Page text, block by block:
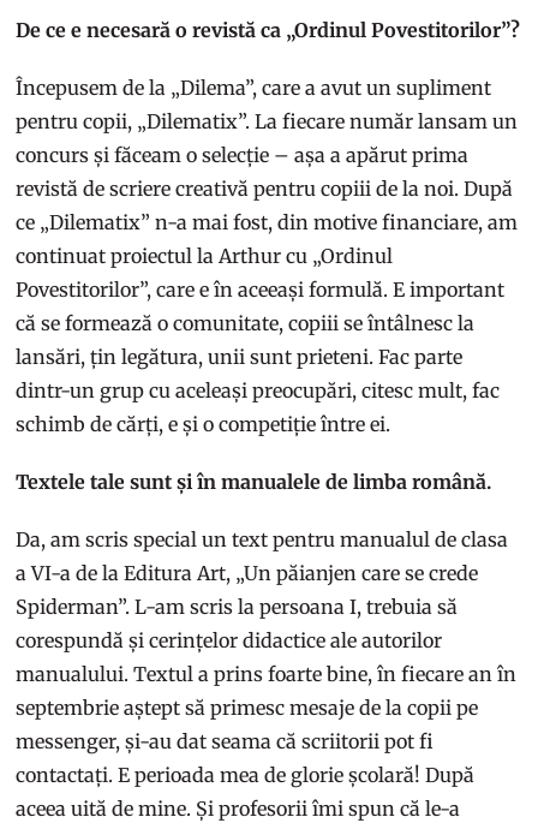
De ce e necesară o revistă ca „Ordinul Povestitorilor”?
Începusem de la „Dilema”, care a avut un supliment
pentru copii, „Dilematix”. La fiecare număr lansam un
concurs și făceam o selecție – așa a apărut prima
revistă de scriere creativă pentru copiii de la noi. După
ce „Dilematix” n-a mai fost, din motive financiare, am
continuat proiectul la Arthur cu „Ordinul
Povestitorilor”, care e în aceeași formulă. E important
că se formează o comunitate, copiii se întâlnesc la
lansări, țin legătura, unii sunt prieteni. Fac parte
dintr-un grup cu aceleași preocupări, citesc mult, fac
schimb de cărți, e și o competiție între ei.
Textele tale sunt și în manualele de limba română.
Da, am scris special un text pentru manualul de clasa
a VI-a de la Editura Art, „Un păianjen care se crede
Spiderman”. L-am scris la persoana I, trebuia să
corespundă și cerințelor didactice ale autorilor
manualului. Textul a prins foarte bine, în fiecare an în
septembrie aștept să primesc mesaje de la copii pe
messenger, și-au dat seama că scriitorii pot fi
contactați. E perioada mea de glorie școlară! După
aceea uită de mine. Și profesorii îmi spun că le-a